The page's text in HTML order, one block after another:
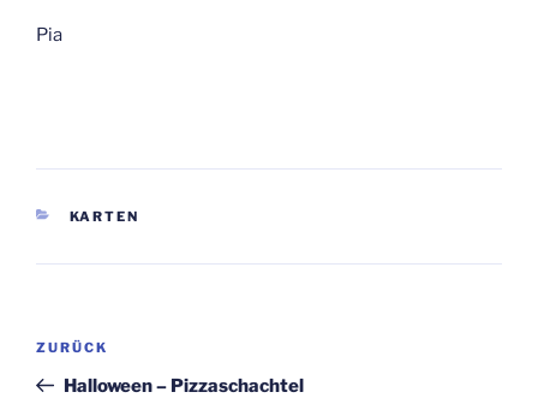
Pia
KATEGORIEN
KARTEN
Beitragsnavigation
Vorheriger
Beitrag
ZURÜCK
Halloween – Pizzaschachtel